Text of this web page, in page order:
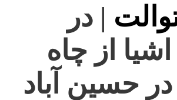
| در
از چاه
حسین آباد